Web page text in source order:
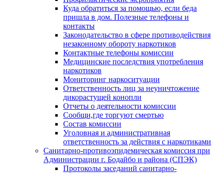
Куда обратиться за помощью, если беда
пришла в дом. Полезные телефоны и
контакты
Законодательство в сфере противодействия
незаконному обороту наркотиков
Контактные телефоны комиссии
Медицинские последствия употребления
наркотиков
Мониторинг наркоситуации
Ответственность лиц за неуничтожение
дикорастущей конопли
Отчеты о деятельности комиссии
Сообщи,где торгуют смертью
Состав комиссии
Уголовная и административная
ответственность за действия с наркотиками
Санитарно-противоэпидемическая комиссия при
Администрации г. Бодайбо и района (СПЭК)
Протоколы заседаний санитарно-